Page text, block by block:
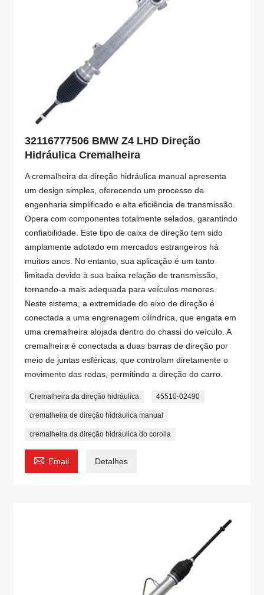
32116777506 BMW Z4 LHD Direção
Hidráulica Cremalheira
A cremalheira da direção hidráulica manual apresenta
um design simples, oferecendo um processo de
engenharia simplificado e alta eficiência de transmissão.
Opera com componentes totalmente selados, garantindo
confiabilidade. Este tipo de caixa de direção tem sido
amplamente adotado em mercados estrangeiros há
muitos anos. No entanto, sua aplicação é um tanto
limitada devido à sua baixa relação de transmissão,
tornando-a mais adequada para veículos menores.
Neste sistema, a extremidade do eixo de direção é
conectada a uma engrenagem cilíndrica, que engata em
uma cremalheira alojada dentro do chassi do veículo. A
cremalheira é conectada a duas barras de direção por
meio de juntas esféricas, que controlam diretamente o
movimento das rodas, permitindo a direção do carro.
Cremalheira da direção hidráulica 45510-02490
cremalheira de direção hidráulica manual
cremalheira da direção hidráulica do corolla
 Email Detalhes